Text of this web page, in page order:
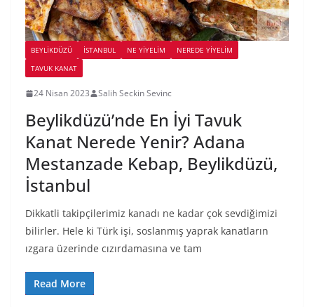
BEYLIKDÜZÜ İSTANBUL NE YİYELİM
NEREDE YİYELİM
TAVUK KANAT
24 Nisan 2023 Salih Seckin Sevinc
Beylikdüzü’nde En İyi Tavuk
Kanat Nerede Yenir? Adana
Mestanzade Kebap, Beylikdüzü,
İstanbul
Dikkatli takipçilerimiz kanadı ne kadar çok sevdiğimizi
bilirler. Hele ki Türk işi, soslanmış yaprak kanatların
ızgara üzerinde cızırdamasına ve tam
Read More